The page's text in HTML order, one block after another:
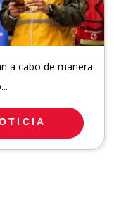
a cabo de manera